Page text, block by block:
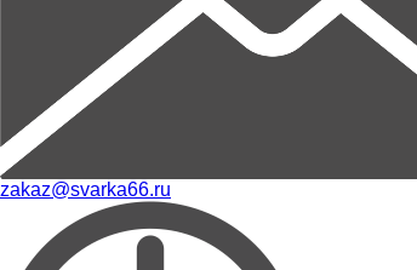
zakaz@svarka66.ru